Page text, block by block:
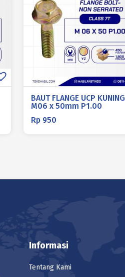
BAUT FLANGE UCP KUNING
M06 x 50mm P1.00
Rp 950
Informasi
Tentang Kami